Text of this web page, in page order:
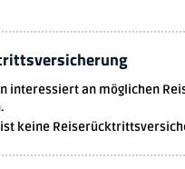
interessiert an möglichen
ist keine